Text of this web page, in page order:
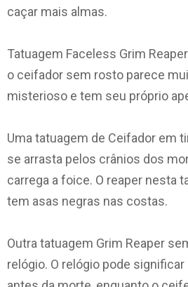
caçar mais almas.
Tatuagem Faceless Grim
o ceifador sem rosto parece
misterioso e tem seu próprio
Uma tatuagem de Ceifador em
se arrasta pelos crânios dos
carrega a foice. O reaper nesta
tem asas negras nas costas.
Outra tatuagem Grim Reaper
relógio. O relógio pode